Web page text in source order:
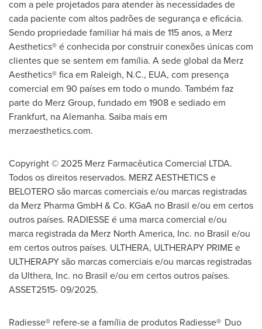
com a pele projetados para atender às necessidades de
cada paciente com altos padrões de segurança e eficácia.
Sendo propriedade familiar há mais de 115 anos, a Merz
Aesthetics® é conhecida por construir conexões únicas com
clientes que se sentem em família. A sede global da Merz
Aesthetics® fica em Raleigh, N.C., EUA, com presença
comercial em 90 países em todo o mundo. Também faz
parte do Merz Group, fundado em 1908 e sediado em
Frankfurt, na Alemanha. Saiba mais em
merzaesthetics.com.
Copyright © 2025 Merz Farmacêutica Comercial LTDA.
Todos os direitos reservados. MERZ AESTHETICS e
BELOTERO são marcas comerciais e/ou marcas registradas
da Merz Pharma GmbH & Co. KGaA no Brasil e/ou em certos
outros países. RADIESSE é uma marca comercial e/ou
marca registrada da Merz North America, Inc. no Brasil e/ou
em certos outros países. ULTHERA, ULTHERAPY PRIME e
ULTHERAPY são marcas comerciais e/ou marcas registradas
da Ulthera, Inc. no Brasil e/ou em certos outros países.
ASSET2515- 09/2025.
Radiesse® refere-se a família de produtos Radiesse® Duo